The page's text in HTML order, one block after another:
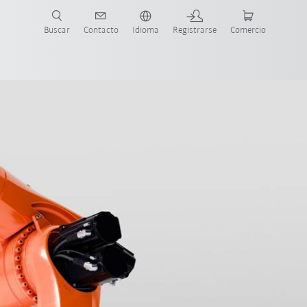
Buscar Contacto Idioma Registrarse Comercio